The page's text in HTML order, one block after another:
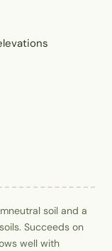
soil and a
Succeeds on
well with